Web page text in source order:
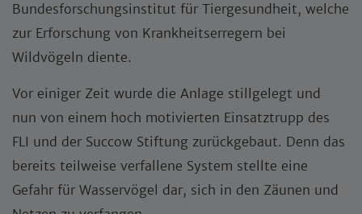
Bundesforschungsinstitut für Tiergesundheit, welche
zur Erforschung von Krankheitserregern bei
Wildvögeln diente.
Vor einiger Zeit wurde die Anlage stillgelegt und
nun von einem hoch motivierten Einsatztrupp des
FLI und der Succow Stiftung zurückgebaut. Denn das
bereits teilweise verfallene System stellte eine
Gefahr für Wasservögel dar, sich in den Zäunen und